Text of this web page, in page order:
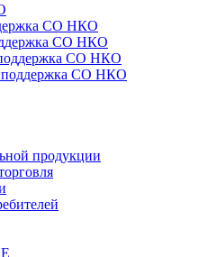
СО НКО
СО НКО
СО НКО
поддержка СО НКО
продукции